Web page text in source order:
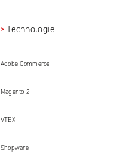
Technologie
Adobe Commerce
Magento 2
VTEX
Shopware